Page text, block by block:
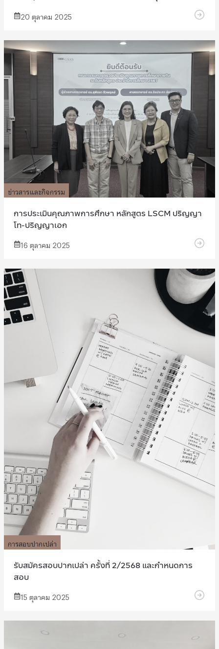
20 ตุลาคม 2025
ข่าวสารและกิจกรรม
การประเมินคุณภาพการศึกษา หลักสูตร LSCM ปริญญา
โท-ปริญญาเอก
16 ตุลาคม 2025
การสอบปากเปล่า
รับสมัครสอบปากเปล่า ครั้งที่ 2/2568 และกำหนดการ
สอบ
15 ตุลาคม 2025